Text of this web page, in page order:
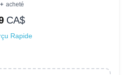
acheté
CA$
Rapide